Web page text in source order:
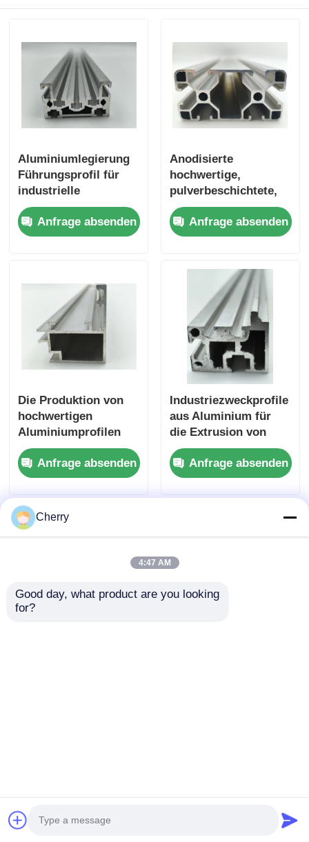
Aluminiumlegierung
Führungsprofil für
industrielle
Schmelzöfen - 6063
extrudiert und
zugeschnitten -
Anfrage absenden
Anodisierte
hochwertige,
pulverbeschichtete,
extrudierte
Aluminiumprofile aus
6061 und 6063.
Anfrage absenden
Die Produktion von
hochwertigen
Aluminiumprofilen
mit ausgezeichneter
Oberflächenbehandlung.
Anfrage absenden
Industriezweckprofile
aus Aluminium für
die Extrusion von
Maschinen
Anfrage absenden
Fabrik.Copyright © 2026 Guangdong Fengge
Cherry
4:47 AM
Good day, what product are you looking
for?